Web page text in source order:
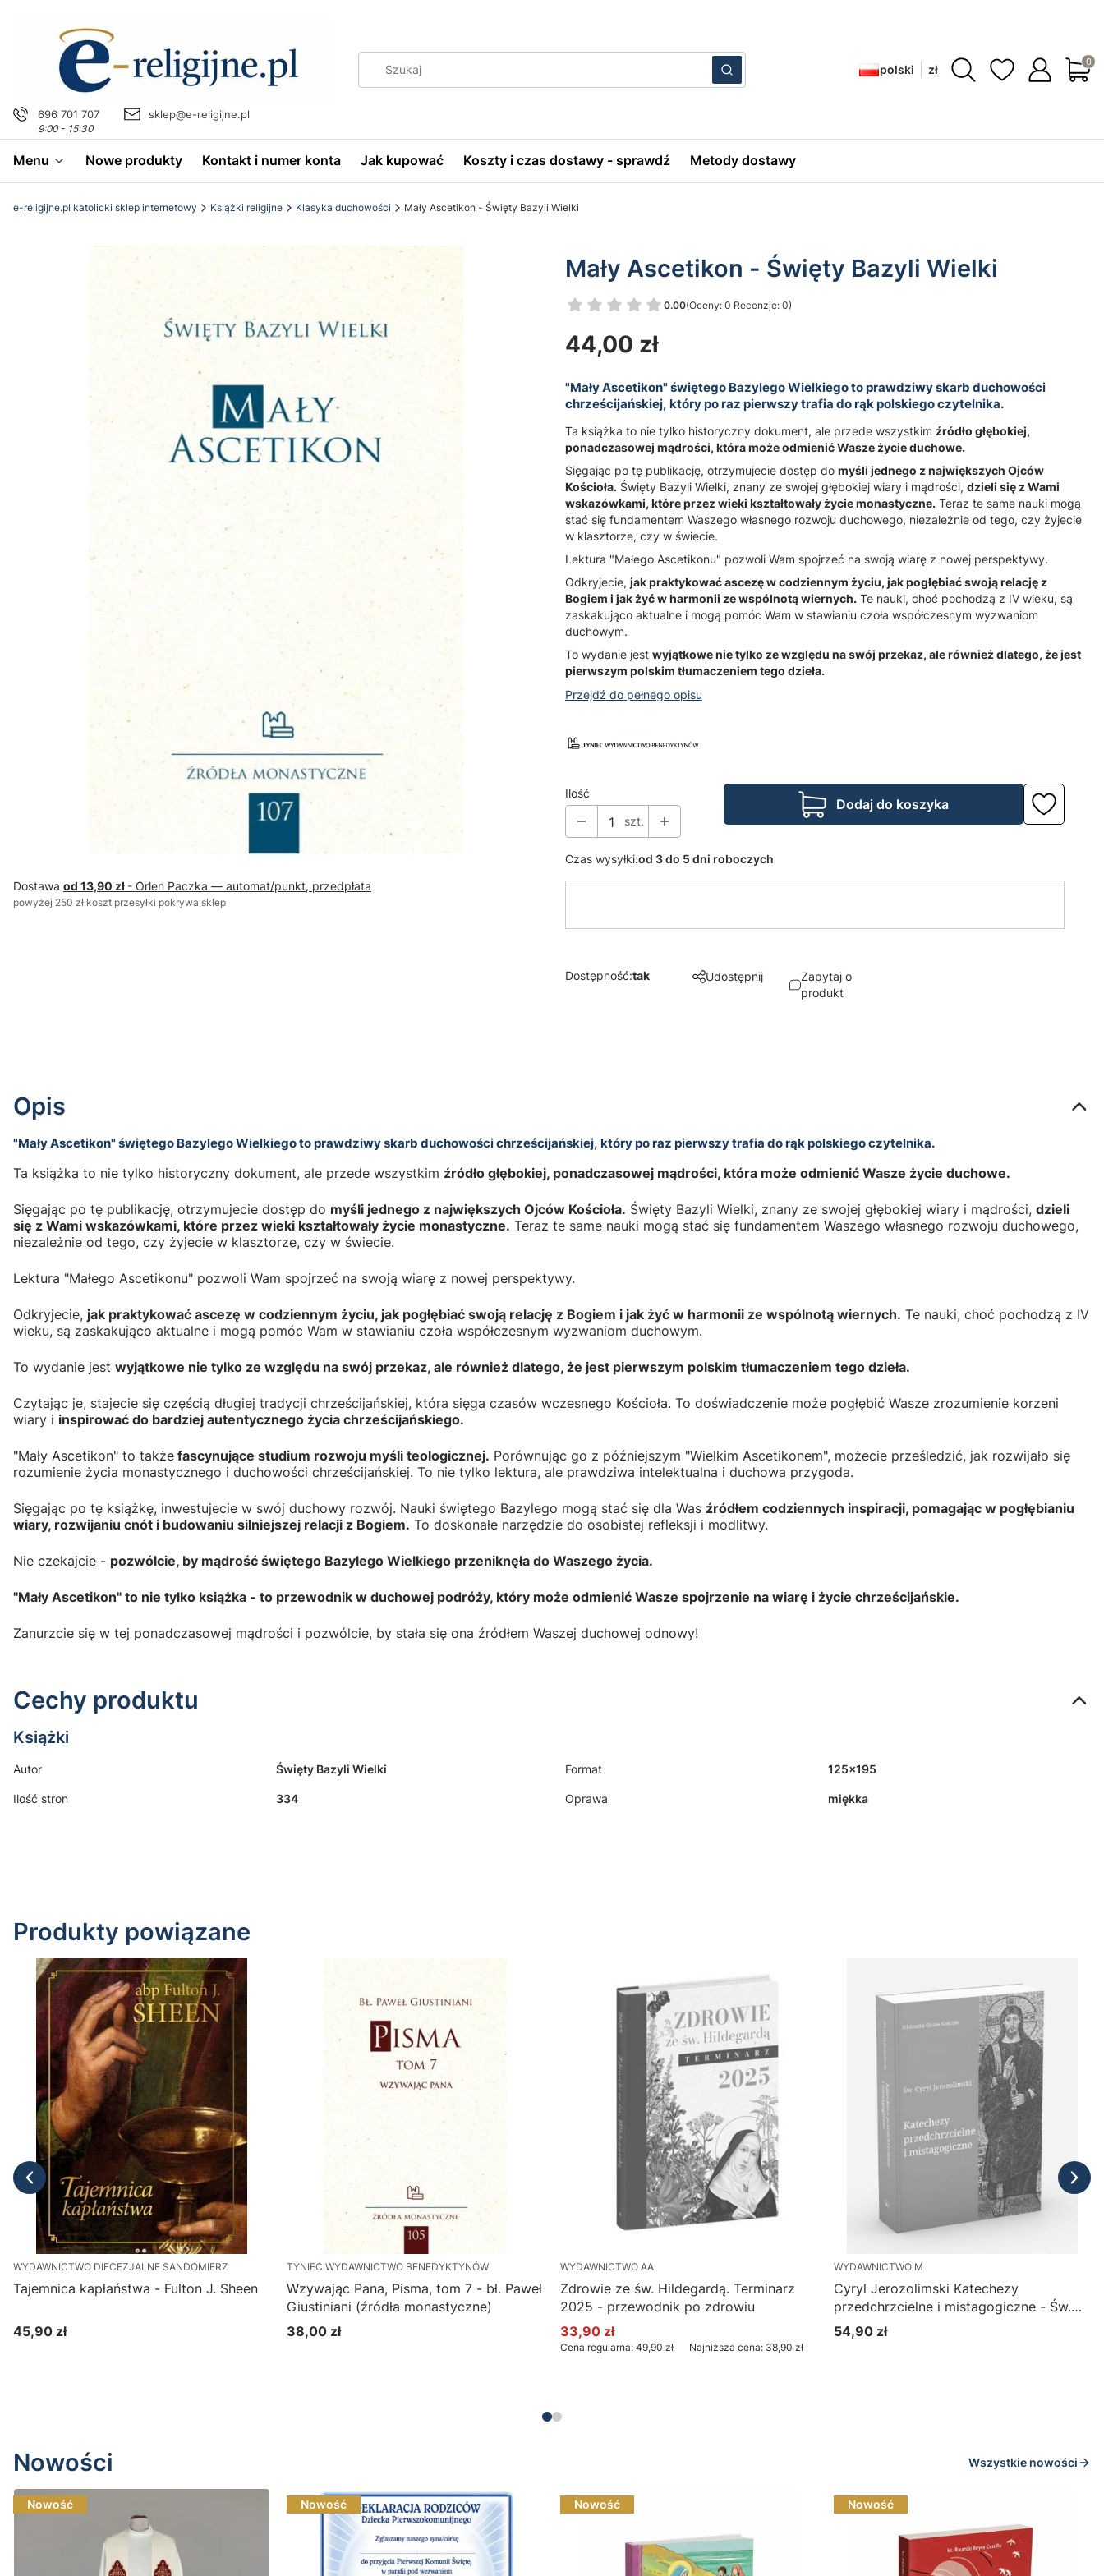
696 701 707
9:00 - 15:30
sklep@e-religijne.pl
WyczyśćSzukaj polski zł
Menu Nowe produkty Kontakt i numer konta Jak kupować Koszty i czas dostawy - sprawdź Metody dostawy
e-religijne.pl katolicki sklep internetowy Książki religijne Klasyka duchowości Mały Ascetikon - Święty Bazyli Wielki
Dostawa od 13,90 zł - Orlen Paczka — automat/punkt, przedpłata
powyżej 250 zł koszt przesyłki pokrywa sklep
Mały Ascetikon - Święty Bazyli Wielki
0.00(Oceny: 0 Recenzje: 0)
Przejdź do sekcji Opinie
Cena
44,00 zł
"Mały Ascetikon" świętego Bazylego Wielkiego to prawdziwy skarb duchowości
chrześcijańskiej, który po raz pierwszy trafia do rąk polskiego czytelnika.
Ta książka to nie tylko historyczny dokument, ale przede wszystkim źródło głębokiej,
ponadczasowej mądrości, która może odmienić Wasze życie duchowe.
Sięgając po tę publikację, otrzymujecie dostęp do myśli jednego z największych Ojców
Kościoła. Święty Bazyli Wielki, znany ze swojej głębokiej wiary i mądrości, dzieli się z Wami
wskazówkami, które przez wieki kształtowały życie monastyczne. Teraz te same nauki mogą
stać się fundamentem Waszego własnego rozwoju duchowego, niezależnie od tego, czy żyjecie
w klasztorze, czy w świecie.
Lektura "Małego Ascetikonu" pozwoli Wam spojrzeć na swoją wiarę z nowej perspektywy.
Odkryjecie, jak praktykować ascezę w codziennym życiu, jak pogłębiać swoją relację z
Bogiem i jak żyć w harmonii ze wspólnotą wiernych. Te nauki, choć pochodzą z IV wieku, są
zaskakująco aktualne i mogą pomóc Wam w stawianiu czoła współczesnym wyzwaniom
duchowym.
To wydanie jest wyjątkowe nie tylko ze względu na swój przekaz, ale również dlatego, że jest
pierwszym polskim tłumaczeniem tego dzieła.
Przejdź do pełnego opisu
Ilość
szt.
Dodaj do koszyka
Czas wysyłki:od 3 do 5 dni roboczych
Dostępność:tak Udostępnij
Zapytaj o
produkt
Opis
"Mały Ascetikon" świętego Bazylego Wielkiego to prawdziwy skarb duchowości chrześcijańskiej, który po raz pierwszy trafia do rąk polskiego czytelnika.
Ta książka to nie tylko historyczny dokument, ale przede wszystkim źródło głębokiej, ponadczasowej mądrości, która może odmienić Wasze życie duchowe.
Sięgając po tę publikację, otrzymujecie dostęp do myśli jednego z największych Ojców Kościoła. Święty Bazyli Wielki, znany ze swojej głębokiej wiary i mądrości, dzieli
się z Wami wskazówkami, które przez wieki kształtowały życie monastyczne. Teraz te same nauki mogą stać się fundamentem Waszego własnego rozwoju duchowego,
niezależnie od tego, czy żyjecie w klasztorze, czy w świecie.
Lektura "Małego Ascetikonu" pozwoli Wam spojrzeć na swoją wiarę z nowej perspektywy.
Odkryjecie, jak praktykować ascezę w codziennym życiu, jak pogłębiać swoją relację z Bogiem i jak żyć w harmonii ze wspólnotą wiernych. Te nauki, choć pochodzą z IV
wieku, są zaskakująco aktualne i mogą pomóc Wam w stawianiu czoła współczesnym wyzwaniom duchowym.
To wydanie jest wyjątkowe nie tylko ze względu na swój przekaz, ale również dlatego, że jest pierwszym polskim tłumaczeniem tego dzieła.
Czytając je, stajecie się częścią długiej tradycji chrześcijańskiej, która sięga czasów wczesnego Kościoła. To doświadczenie może pogłębić Wasze zrozumienie korzeni
wiary i inspirować do bardziej autentycznego życia chrześcijańskiego.
"Mały Ascetikon" to także fascynujące studium rozwoju myśli teologicznej. Porównując go z późniejszym "Wielkim Ascetikonem", możecie prześledzić, jak rozwijało się
rozumienie życia monastycznego i duchowości chrześcijańskiej. To nie tylko lektura, ale prawdziwa intelektualna i duchowa przygoda.
Sięgając po tę książkę, inwestujecie w swój duchowy rozwój. Nauki świętego Bazylego mogą stać się dla Was źródłem codziennych inspiracji, pomagając w pogłębianiu
wiary, rozwijaniu cnót i budowaniu silniejszej relacji z Bogiem. To doskonałe narzędzie do osobistej refleksji i modlitwy.
Nie czekajcie - pozwólcie, by mądrość świętego Bazylego Wielkiego przeniknęła do Waszego życia.
"Mały Ascetikon" to nie tylko książka - to przewodnik w duchowej podróży, który może odmienić Wasze spojrzenie na wiarę i życie chrześcijańskie.
Zanurzcie się w tej ponadczasowej mądrości i pozwólcie, by stała się ona źródłem Waszej duchowej odnowy!
Cechy produktu
Książki
Autor Święty Bazyli Wielki Format 125x195
Ilość stron 334 Oprawa miękka
Produkty powiązane
WYDAWNICTWO DIECEZJALNE SANDOMIERZ
Tajemnica kapłaństwa - Fulton J. Sheen
Cena
45,90 zł
TYNIEC WYDAWNICTWO BENEDYKTYNÓW
Wzywając Pana, Pisma, tom 7 - bł. Paweł
Giustiniani (źródła monastyczne)
Cena
38,00 zł
WYDAWNICTWO AA
Zdrowie ze św. Hildegardą. Terminarz
2025 - przewodnik po zdrowiu
Cena promocyjna
33,90 zł
Cena regularna: 49,90 zł Najniższa cena: 38,90 zł
WYDAWNICTWO M
Cyryl Jerozolimski Katechezy
przedchrzcielne i mistagogiczne - Św.
Cyryl Jerozolimski (Biblioteka Ojców
Kościoła)
Cena
54,90 zł
Nowości Wszystkie nowości
Nowość Nowość Nowość Nowość